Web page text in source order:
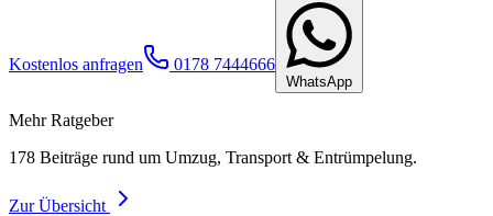
Kostenlos anfragen 0178 7444666
WhatsApp
Mehr Ratgeber
178 Beiträge rund um Umzug, Transport & Entrümpelung.
Zur Übersicht